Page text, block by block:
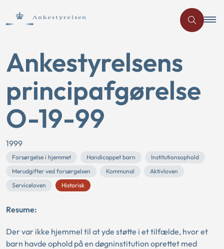
Ankestyrelsens
principafgørelse
O-19-99
1999
Forsørgelse i hjemmet Handicappet barn
Institutionsophold
Merudgifter ved forsørgelsen
Kommunal
Aktivloven
Serviceloven
Historisk
Resume:
Der var ikke hjemmel til at yde støtte i et tilfælde, hvor et
barn havde ophold på en døgninstitution oprettet med